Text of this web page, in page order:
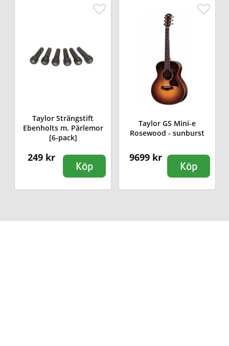
Taylor Strängstift
Ebenholts m. Pärlemor
[6-pack]
249 kr
Köp
Taylor GS Mini-e
Rosewood - sunburst
9699 kr
Köp